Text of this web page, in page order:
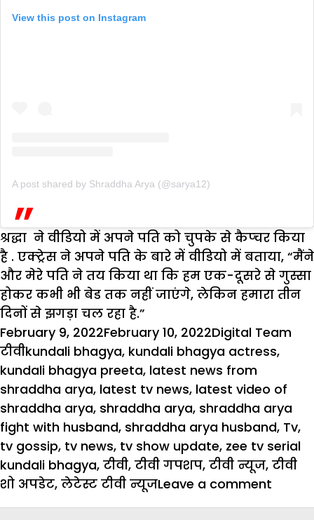
View this post on Instagram
A post shared by Shraddha Arya (@sarya12)
श्रद्धा ने वीडियो में अपने पति को चुपके से कैप्चर किया
है . एक्ट्रेस ने अपने पति के बारे में वीडियो में बताया, “मैंने
और मेरे पति ने तय किया था कि हम एक-दूसरे से गुस्सा
होकर कभी भी बेड तक नहीं जाएंगे, लेकिन हमारा तीन
दिनों से झगड़ा चल रहा है.”
Posted
on
February 9, 2022February 10, 2022Author
Digital Team
टीवीTags
kundali bhagya, kundali bhagya actress,
kundali bhagya preeta, latest news from
shraddha arya, latest tv news, latest video of
shraddha arya, shraddha arya, shraddha arya
fight with husband, shraddha arya husband, Tv,
tv gossip, tv news, tv show update, zee tv serial
kundali bhagya, टीवी, टीवी गपशप, टीवी न्यूज, टीवी
शो अपडेट, लेटेस्ट टीवी न्यूजLeave a comment